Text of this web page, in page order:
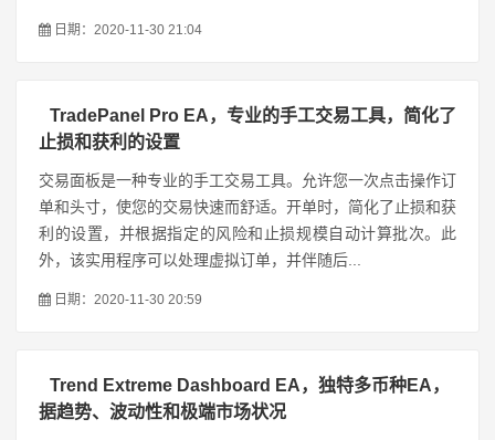
日期：2020-11-30 21:04
TradePanel Pro EA，专业的手工交易工具，简化了
止损和获利的设置
交易面板是一种专业的手工交易工具。允许您一次点击操作订
单和头寸，使您的交易快速而舒适。开单时，简化了止损和获
利的设置，并根据指定的风险和止损规模自动计算批次。此
外，该实用程序可以处理虚拟订单，并伴随后...
日期：2020-11-30 20:59
Trend Extreme Dashboard EA，独特多币种EA，
据趋势、波动性和极端市场状况